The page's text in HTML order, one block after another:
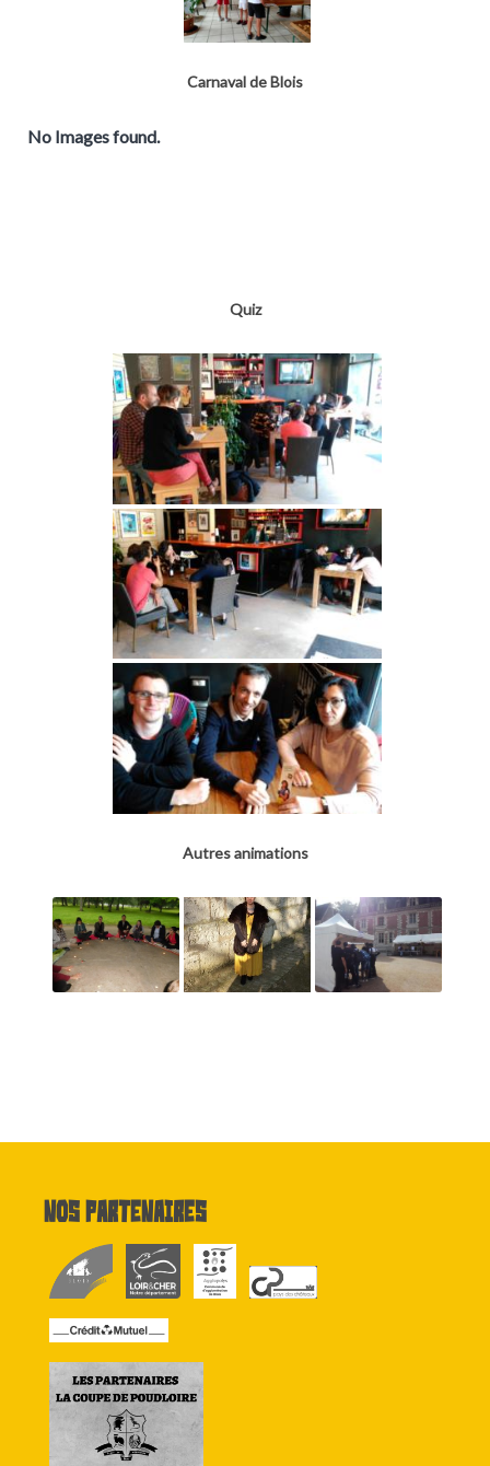
Carnaval de Blois
No Images found.
Quiz
Autres animations
Nos partenaires